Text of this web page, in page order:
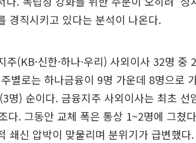
경직시키고 있다는 분석이 나온다.
(KB·신한·하나·우리) 사외이사 32명 중
별로는 하나금융이 9명 가운데 8명으로
명) 순이다. 금융지주 사외이사는 최초 선
다. 그동안 교체 폭은 통상 1~2명에 그쳤
쇄신 압박이 맞물리며 분위기가 급변했다.